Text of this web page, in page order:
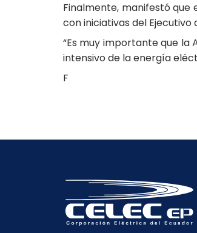
Finalmente, manifestó que
con iniciativas del
“Es muy importante que la
intensivo de la energía
F